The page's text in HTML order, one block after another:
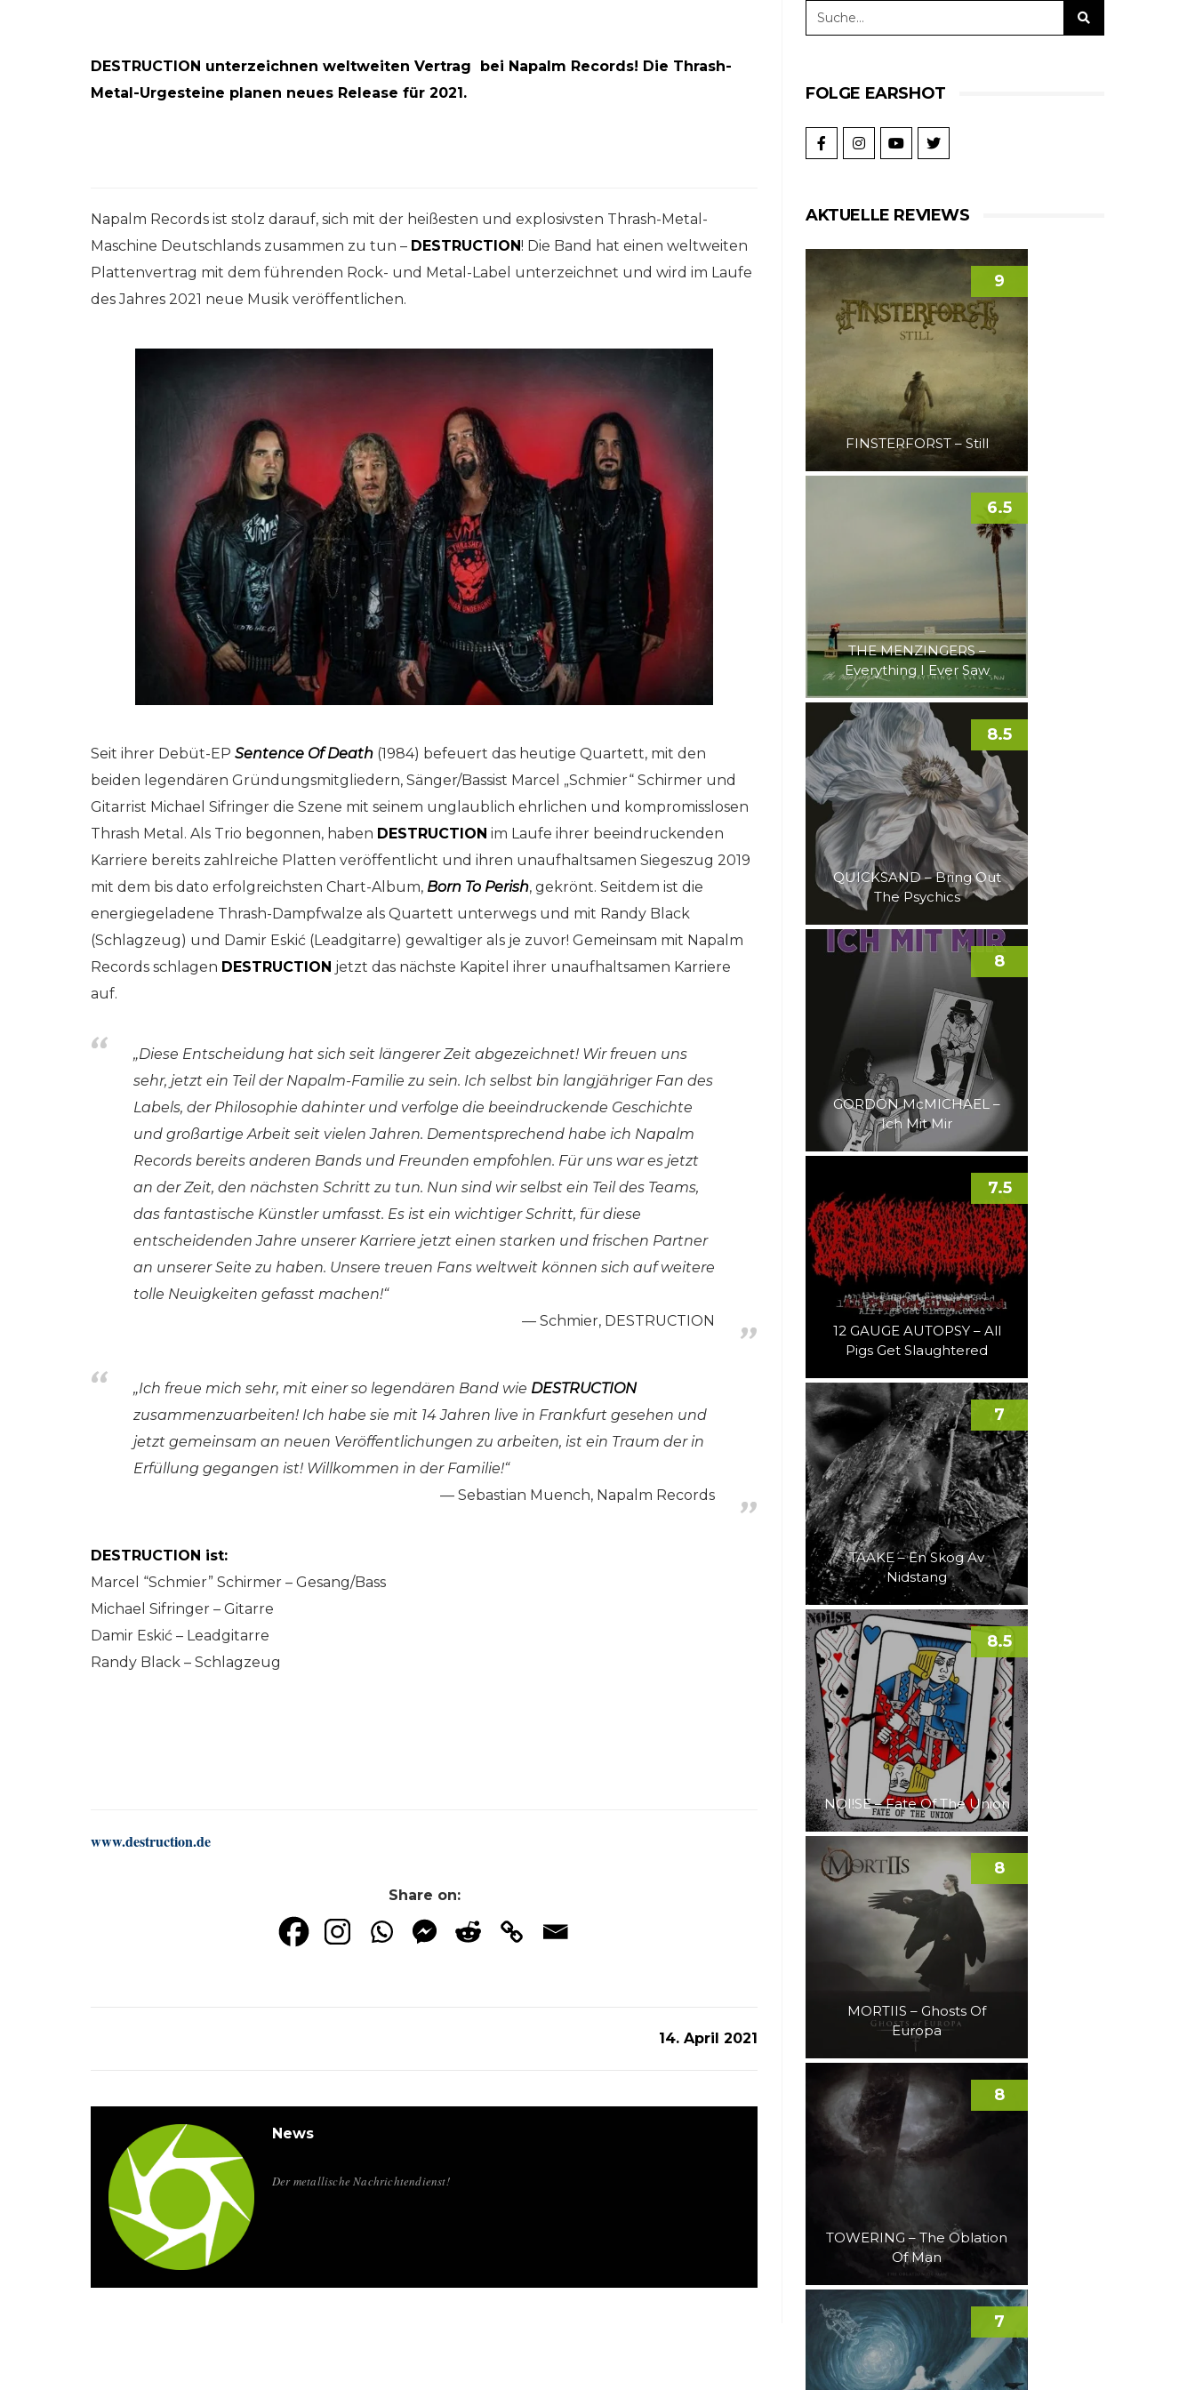
DESTRUCTION unterzeichnen weltweiten Vertrag bei Napalm Records! Die Thrash-
Metal-Urgesteine planen neues Release für 2021.
Napalm Records ist stolz darauf, sich mit der heißesten und explosivsten Thrash-Metal-
Maschine Deutschlands zusammen zu tun – DESTRUCTION! Die Band hat einen weltweiten
Plattenvertrag mit dem führenden Rock- und Metal-Label unterzeichnet und wird im Laufe
des Jahres 2021 neue Musik veröffentlichen.
Seit ihrer Debüt-EP Sentence Of Death (1984) befeuert das heutige Quartett, mit den
beiden legendären Gründungsmitgliedern, Sänger/Bassist Marcel „Schmier“ Schirmer und
Gitarrist Michael Sifringer die Szene mit seinem unglaublich ehrlichen und kompromisslosen
Thrash Metal. Als Trio begonnen, haben DESTRUCTION im Laufe ihrer beeindruckenden
Karriere bereits zahlreiche Platten veröffentlicht und ihren unaufhaltsamen Siegeszug 2019
mit dem bis dato erfolgreichsten Chart-Album, Born To Perish, gekrönt. Seitdem ist die
energiegeladene Thrash-Dampfwalze als Quartett unterwegs und mit Randy Black
(Schlagzeug) und Damir Eskić (Leadgitarre) gewaltiger als je zuvor! Gemeinsam mit Napalm
Records schlagen DESTRUCTION jetzt das nächste Kapitel ihrer unaufhaltsamen Karriere
auf.
„Diese Entscheidung hat sich seit längerer Zeit abgezeichnet! Wir freuen uns
sehr, jetzt ein Teil der Napalm-Familie zu sein. Ich selbst bin langjähriger Fan des
Labels, der Philosophie dahinter und verfolge die beeindruckende Geschichte
und großartige Arbeit seit vielen Jahren. Dementsprechend habe ich Napalm
Records bereits anderen Bands und Freunden empfohlen. Für uns war es jetzt
an der Zeit, den nächsten Schritt zu tun. Nun sind wir selbst ein Teil des Teams,
das fantastische Künstler umfasst. Es ist ein wichtiger Schritt, für diese
entscheidenden Jahre unserer Karriere jetzt einen starken und frischen Partner
an unserer Seite zu haben. Unsere treuen Fans weltweit können sich auf weitere
tolle Neuigkeiten gefasst machen!“
Schmier, DESTRUCTION
„Ich freue mich sehr, mit einer so legendären Band wie DESTRUCTION
zusammenzuarbeiten! Ich habe sie mit 14 Jahren live in Frankfurt gesehen und
jetzt gemeinsam an neuen Veröffentlichungen zu arbeiten, ist ein Traum der in
Erfüllung gegangen ist! Willkommen in der Familie!“
Sebastian Muench, Napalm Records
DESTRUCTION ist:
Marcel “Schmier” Schirmer – Gesang/Bass
Michael Sifringer – Gitarre
Damir Eskić – Leadgitarre
Randy Black – Schlagzeug
www.destruction.de
Share on:
14. April 2021
News
Der metallische Nachrichtendienst!
FOLGE EARSHOT
AKTUELLE REVIEWS
FINSTERFORST – Still
9
THE MENZINGERS –
Everything I Ever Saw
6.5
QUICKSAND – Bring Out
The Psychics
8.5
GORDON McMICHAEL –
Ich Mit Mir
8
12 GAUGE AUTOPSY – All
Pigs Get Slaughtered
7.5
TAAKE – En Skog Av
Nidstang
7
NOI!SE – Fate Of The Union
8.5
MORTIIS – Ghosts Of
Europa
8
TOWERING – The Oblation
Of Man
8
7